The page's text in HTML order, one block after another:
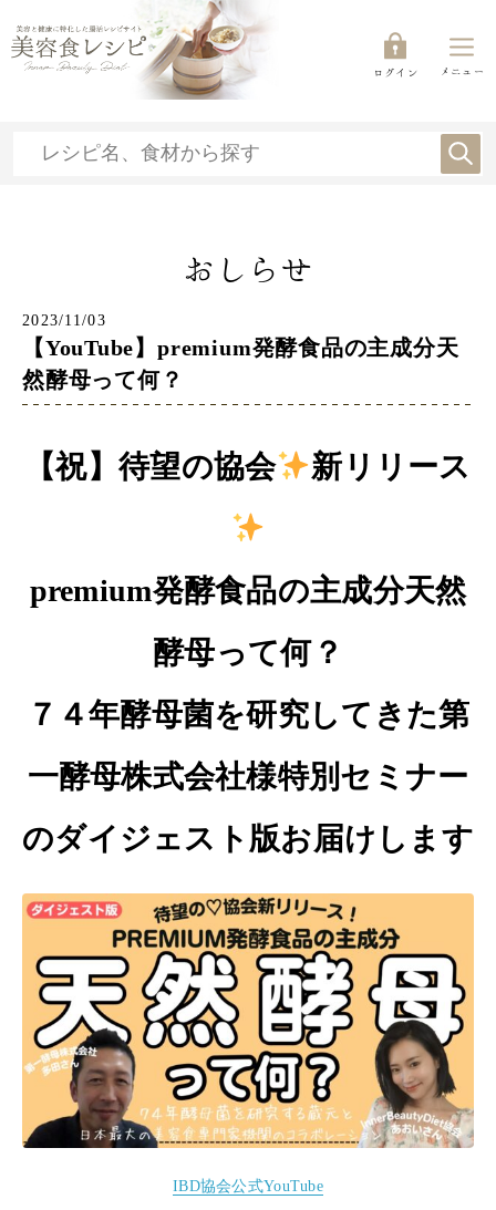
ログイン メニュー
おしらせ
2023/11/03
【YouTube】premium発酵食品の主成分天
然酵母って何？
【祝】待望の協会 新リリース
premium発酵食品の主成分天然
酵母って何？
７４年酵母菌を研究してきた第
一酵母株式会社様特別セミナー
のダイジェスト版お届けします
IBD協会公式YouTube